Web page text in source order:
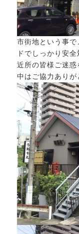
市街地という事
ドでしっかり安
近所の皆様ご迷
中はご協力ありが